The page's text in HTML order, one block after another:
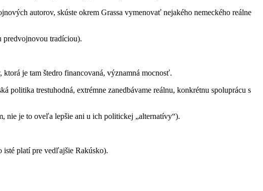
autorov, skúste okrem Grassa vymenovať nejakého nemeckého reálne
predvojnovou tradíciou).
je tam štedro financovaná, významná mocnosť.
trestuhodná, extrémne zanedbávame reálnu, konkrétnu spoluprácu s
nie je to oveľa lepšie ani u ich politickej „alternatívy“).
isté platí pre vedľajšie Rakúsko).